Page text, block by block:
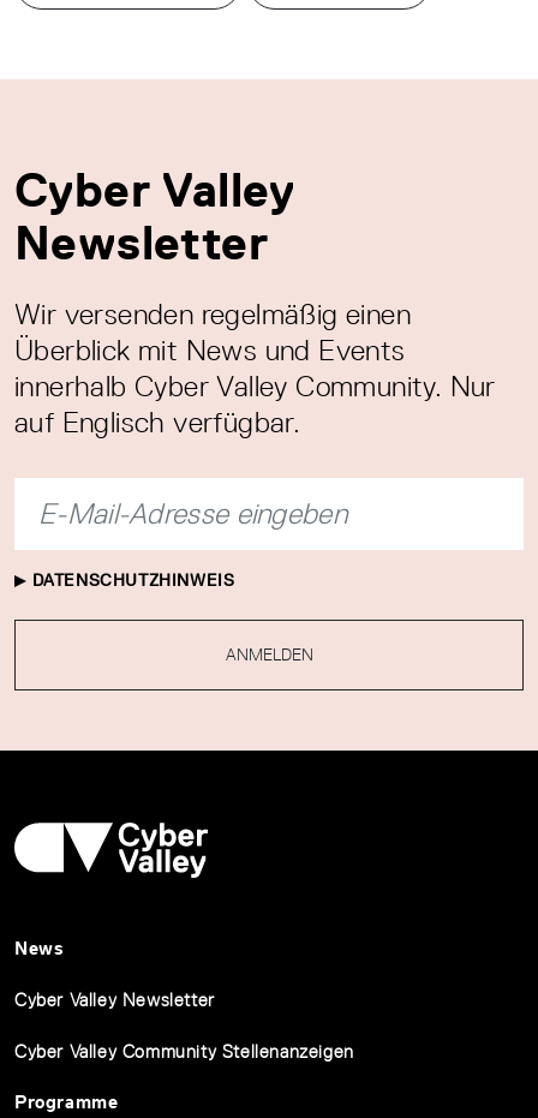
Cyber Valley
Newsletter
Wir versenden regelmäßig einen
Überblick mit News und Events
innerhalb Cyber Valley Community. Nur
auf Englisch verfügbar.
DATENSCHUTZHINWEIS
ANMELDEN
News
Cyber Valley Newsletter
Cyber Valley Community Stellenanzeigen
Programme